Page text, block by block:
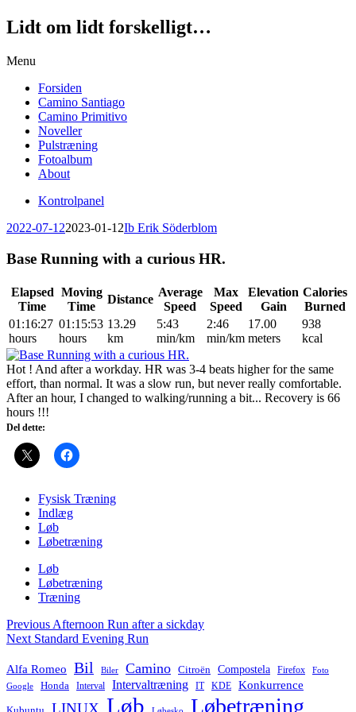
Lidt om lidt forskelligt…
Menu
content
Forsiden
Camino Santiago
Camino Primitivo
Noveller
Pulstræning
Fotoalbum
About
Kontrolpanel
2022-07-122023-01-12Ib Erik Söderblom
Base Running with a curious HR.
Elapsed
Time
Moving
Time
Distance
Average
Speed
Max
Speed
Elevation
Gain
Calories
Burned
01:16:27
hours
01:15:53
hours
13.29
km
5:43
min/km
2:46
min/km
17.00
meters
938
kcal
Hot ! And after a workday. HR was 3-4 beats higher for the same
effort, than normal. It was a slow run, but never really comfortable.
After an hour, I changed to walking/running a bit... Recovery is 66
hours !!!
Del dette:
Fysisk Træning
Indlæg
Løb
Løbetræning
Løb
Løbetræning
Træning
Post
navigation
Previous Afternoon Run after a sickday
Next Standard Evening Run
Alfa Romeo Bil Biler Camino Citroën Compostela Firefox
Foto
Google
Honda Interval Intervaltræning IT KDE Konkurrence
LINUX Løb Løbetræning